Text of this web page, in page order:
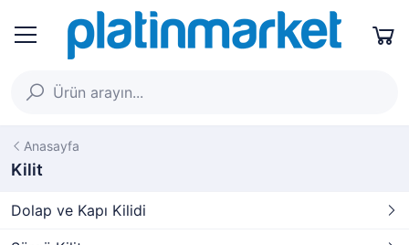
Anasayfa
Kilit
Dolap ve Kapı Kilidi